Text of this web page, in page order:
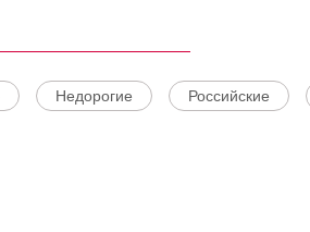
Недорогие Российские